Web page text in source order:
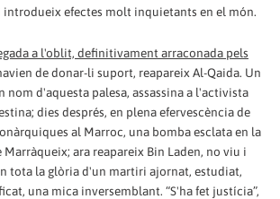
efectes molt inquietants en el món.
a l'oblit, definitivament arraconada pels
de donar-li suport, reapareix Al-Qaida. Un
nom d'aquesta palesa, assassina a l'activista
dies després, en plena efervescència de
al Marroc, una bomba esclata en la
Marràqueix; ara reapareix Bin Laden, no viu i
tota la glòria d'un martiri ajornat, estudiat,
una mica inversemblant. “S'ha fet justícia”,